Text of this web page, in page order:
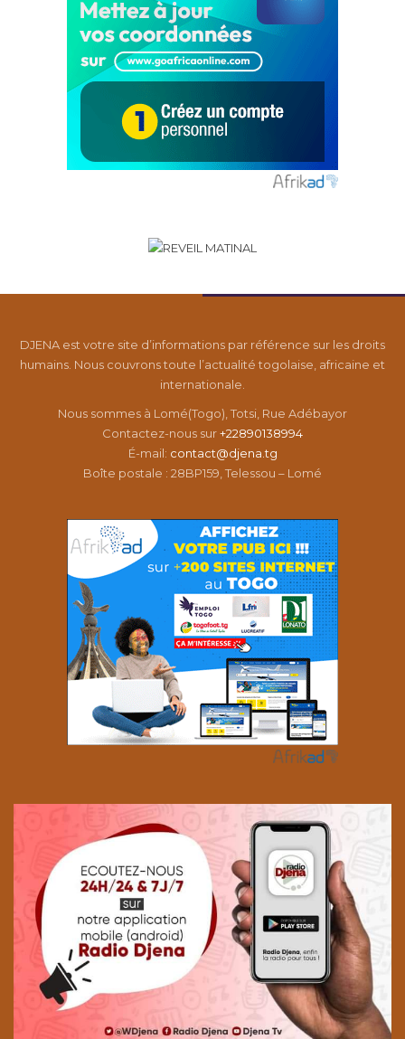
DJENA est votre site d’informations par référence sur les droits
humains. Nous couvrons toute l’actualité togolaise, africaine et
internationale.
Nous sommes à Lomé(Togo), Totsi, Rue Adébayor
Contactez-nous sur+22890138994
É-mail: contact@djena.tg
Boîte postale : 28BP159, Telessou – Lomé